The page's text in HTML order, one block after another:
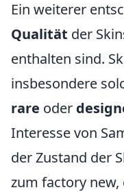
Ein weiterer
Qualität der
enthalten sind.
insbesondere
rare oder
Interesse von
der Zustand der
zum factory new,